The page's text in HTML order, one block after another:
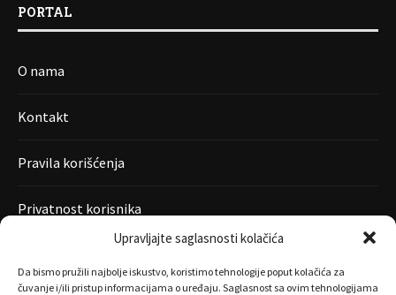
Upravljajte saglasnosti kolačića
Da bismo pružili najbolje iskustvo, koristimo tehnologije poput kolačića za
čuvanje i/ili pristup informacijama o uređaju. Saglasnost sa ovim tehnologijama
PORTAL
O nama
Kontakt
Pravila korišćenja
Privatnost korisnika